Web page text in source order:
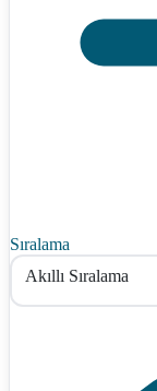
Sıralama
Akıllı Sıralama